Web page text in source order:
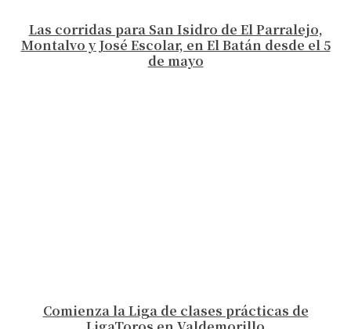
Las corridas para San Isidro de El Parralejo,
Montalvo y José Escolar, en El Batán desde el 5
de mayo
Comienza la Liga de clases prácticas de